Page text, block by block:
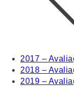
2017 –
2018 –
2019 –